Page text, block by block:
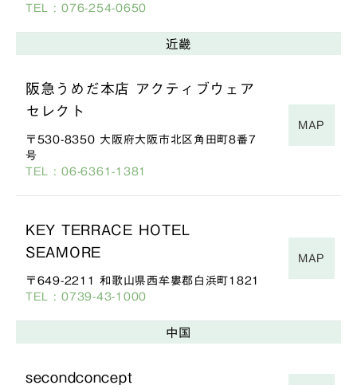
TEL : 076-254-0650
近畿
阪急うめだ本店 アクティブウェア
セレクト
〒530-8350 大阪府大阪市北区角田町8番7
号
TEL : 06-6361-1381
MAP
KEY TERRACE HOTEL
SEAMORE
〒649-2211 和歌山県西牟婁郡白浜町1821
TEL : 0739-43-1000
MAP
中国
secondconcept